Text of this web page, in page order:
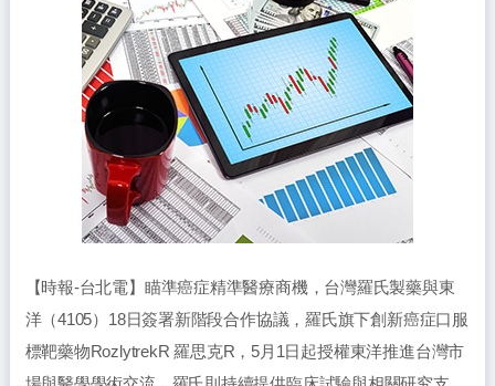
【時報-台北電】瞄準癌症精準醫療商機，台灣羅氏製藥與東
洋（4105）18日簽署新階段合作協議，羅氏旗下創新癌症口服
標靶藥物RozlytrekR 羅思克R，5月1日起授權東洋推進台灣市